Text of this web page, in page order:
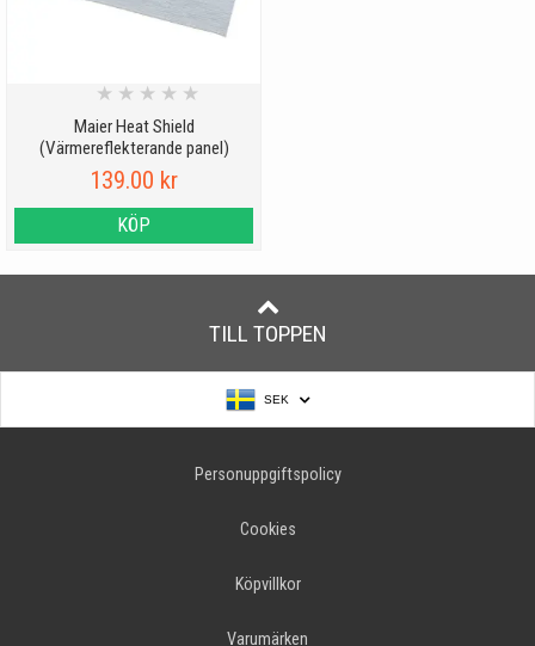
Maier Heat Shield
(Värmereflekterande panel)
★ ★ ★ ★ ★
139.00 kr
KÖP
TILL TOPPEN
SEK
Personuppgiftspolicy
Cookies
Köpvillkor
Varumärken